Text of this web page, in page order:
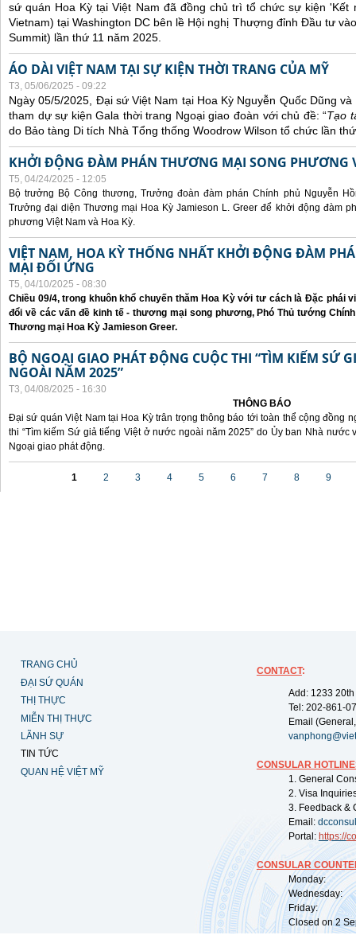
sứ quán Hoa Kỳ tại Việt Nam đã đồng chủ trì tổ chức sự kiện 'Kết
Vietnam) tại Washington DC bên lề Hội nghị Thượng đỉnh Đầu tư
Summit) lần thứ 11 năm 2025.
ÁO DÀI VIỆT NAM TẠI SỰ KIỆN THỜI TRANG CỦA MỸ
T3, 05/06/2025 - 09:22
Ngày 05/5/2025, Đại sứ Việt Nam tại Hoa Kỳ Nguyễn Quốc Dũng
tham dự sự kiện Gala thời trang Ngoại giao đoàn với chủ đề: “Tạo
do Bảo tàng Di tích Nhà Tổng thống Woodrow Wilson tổ chức lần
KHỞI ĐỘNG ĐÀM PHÁN THƯƠNG MẠI SONG PHƯƠNG
T5, 04/24/2025 - 12:05
Bộ trưởng Bộ Công thương, Trưởng đoàn đàm phán Chính phủ Nguyễn
Trưởng đại diện Thương mại Hoa Kỳ Jamieson L. Greer để khởi động đàm
phương Việt Nam và Hoa Kỳ.
VIỆT NAM, HOA KỲ THỐNG NHẤT KHỞI ĐỘNG ĐÀM
MẠI ĐỐI ỨNG
T5, 04/10/2025 - 08:30
Chiều 09/4, trong khuôn khổ chuyến thăm Hoa Kỳ với tư cách là Đặc phái
đổi về các vấn đề kinh tế - thương mại song phương, Phó Thủ tướng
Thương mại Hoa Kỳ Jamieson Greer.
BỘ NGOẠI GIAO PHÁT ĐỘNG CUỘC THI “TÌM KIẾM SỨ
NGOÀI NĂM 2025”
T3, 04/08/2025 - 16:30
THÔNG BÁO
Đại sứ quán Việt Nam tại Hoa Kỳ trân trọng thông báo tới toàn thể cộng đồng
thi “Tìm kiếm Sứ giả tiếng Việt ở nước ngoài năm 2025” do Ủy ban Nhà
Ngoại giao phát động.
1 2 3 4 5 6 7 8 9
TRANG CHỦ
ĐẠI SỨ QUÁN
THỊ THỰC
MIỄN THỊ THỰC
LÃNH SỰ
TIN TỨC
QUAN HỆ VIỆT MỸ
CONTACT:
Add: 1233
Tel: 202-861-
Email
CONSULAR
1. General
2. Visa
3. Feedback &
Email:
Portal: https://
CONSULAR
Monday:
Wednesday:
Friday:
Closed on 2